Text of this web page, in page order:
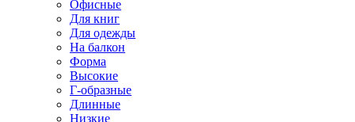
Офисные
Для книг
Для одежды
На балкон
Форма
Высокие
Г-образные
Длинные
Низкие